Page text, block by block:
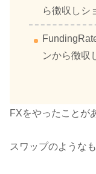
ら徴収しシ
ンから徴収
FXをやったことが
スワップのような